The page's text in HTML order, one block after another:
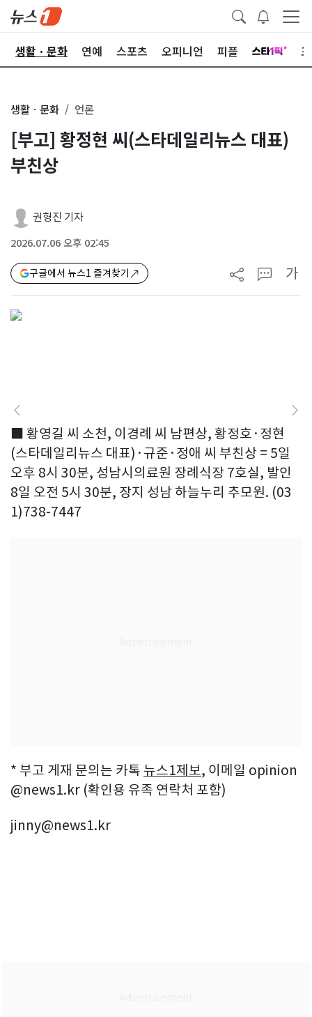
생활ㆍ문화 연예 스포츠 오피니언 피플
생활ㆍ문화 언론
[부고] 황정현 씨(스타데일리뉴스 대표)
부친상
권형진 기자
2026.07.06 오후 02:45
구글에서 뉴스1 즐겨찾기 가
■ 황영길 씨 소천, 이경례 씨 남편상, 황정호·정현
(스타데일리뉴스 대표)·규준·정애 씨 부친상 = 5일
오후 8시 30분, 성남시의료원 장례식장 7호실, 발인
8일 오전 5시 30분, 장지 성남 하늘누리 추모원. (03
1)738-7447
* 부고 게재 문의는 카톡 뉴스1제보, 이메일 opinion
@news1.kr (확인용 유족 연락처 포함)
jinny@news1.kr